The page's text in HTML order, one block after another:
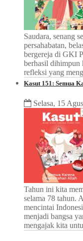
Saudara, senang
persahabatan,
bergereja di GKI
berhasil dihimpun
refleksi yang
Kasut 151: Semua
Selasa, 15
Tahun ini kita
selama 78 tahun.
mencintai
menjadi bangsa
mengajak kita